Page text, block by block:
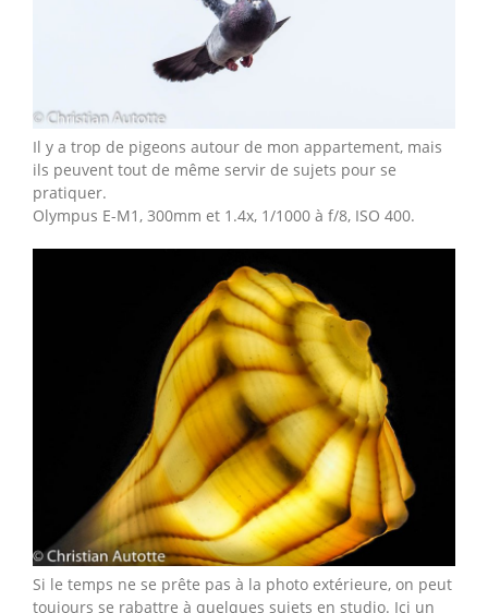
Il y a trop de pigeons autour de mon appartement, mais
ils peuvent tout de même servir de sujets pour se
pratiquer.
Olympus E-M1, 300mm et 1.4x, 1/1000 à f/8, ISO 400.
Si le temps ne se prête pas à la photo extérieure, on peut
toujours se rabattre à quelques sujets en studio. Ici un